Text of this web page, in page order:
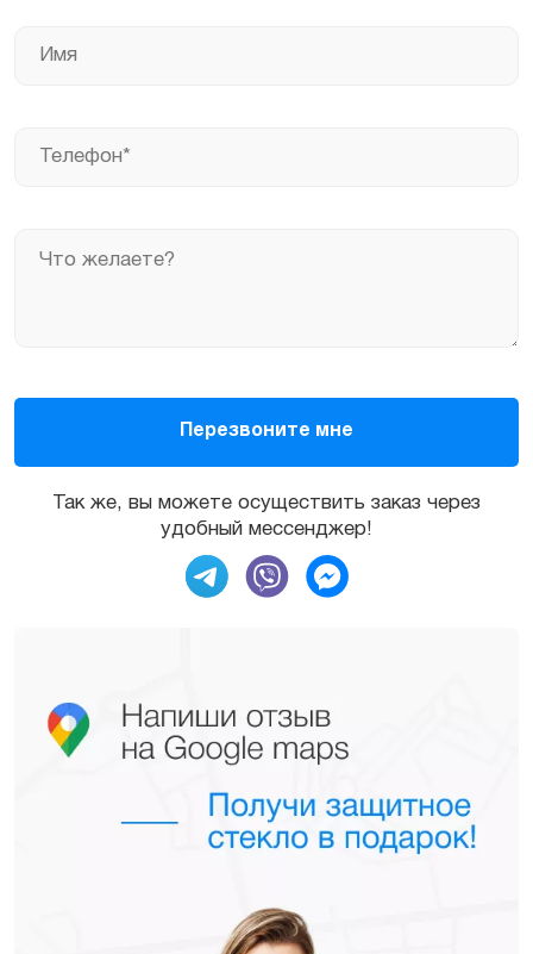
Так же, вы можете осуществить заказ через
удобный мессенджер!